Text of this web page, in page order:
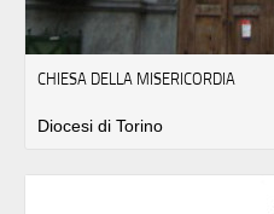
CHIESA DELLA MISERICORDIA
Diocesi di Torino